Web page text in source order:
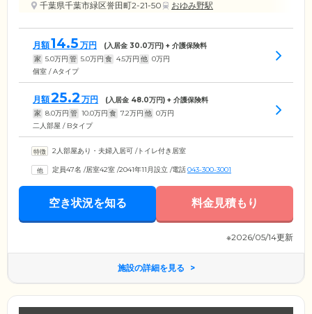
千葉県千葉市緑区誉田町2-21-50
おゆみ野駅
月額14.5 万円 (入居金 30.0万円) + 介護保険料
家 5.0万円 管 5.0万円 食 4.5万円 他 0万円
個室 / Aタイプ
月額25.2 万円 (入居金 48.0万円) + 介護保険料
家 8.0万円 管 10.0万円 食 7.2万円 他 0万円
二人部屋 / Bタイプ
2人部屋あり・夫婦入居可 /トイレ付き居室
定員47名 /居室42室 /2041年11月設立 /電話043-300-3001
空き状況を知る 料金見積もり
※2026/05/14更新
施設の詳細を見る